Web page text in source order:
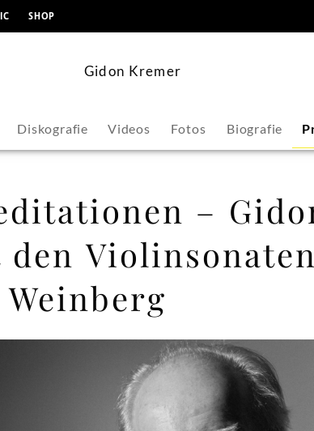
SHOP
Gidon Kremer
Diskografie Videos Fotos Biografie
–
Weinberg